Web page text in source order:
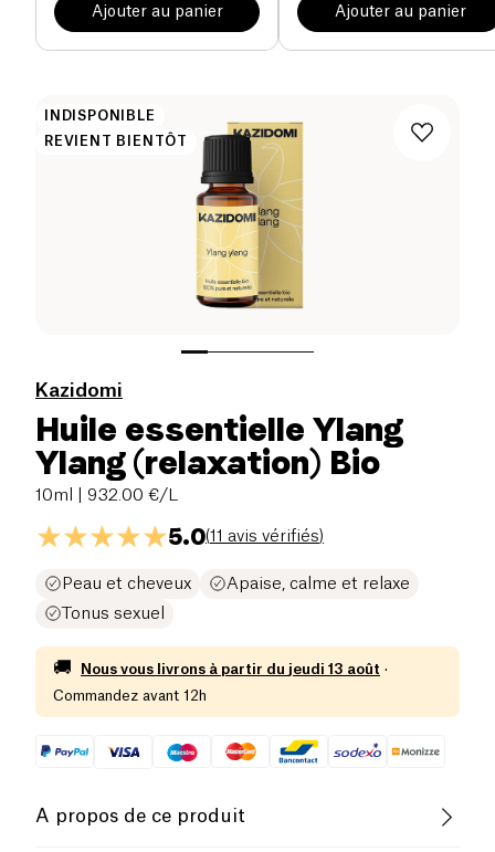
Ajouter au panier Ajouter au panier
INDISPONIBLE
REVIENT BIENTÔT
Kazidomi
Huile essentielle Ylang
Ylang (relaxation) Bio
10ml | 932.00 €/L
5.0(11 avis vérifiés)
Peau et cheveux
Apaise, calme et relaxe
Tonus sexuel
🚚 Nous vous livrons à partir du jeudi 13 août ·
Commandez avant 12h
A propos de ce produit